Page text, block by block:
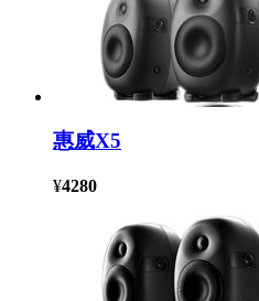
惠威X5
¥4280